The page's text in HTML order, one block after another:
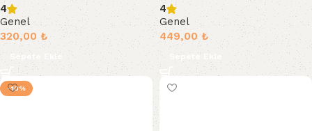
4
Genel
320,00 ₺
Sepete Ekle
4
Genel
449,00₺
Sepete Ekle
-10%